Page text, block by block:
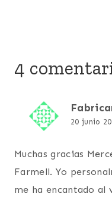
4
20 junio
Muchas gracias
Farmell. Yo
me ha encantado